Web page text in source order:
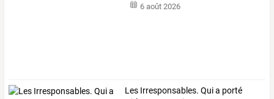
6 août 2026
Les Irresponsables. Qui a porté